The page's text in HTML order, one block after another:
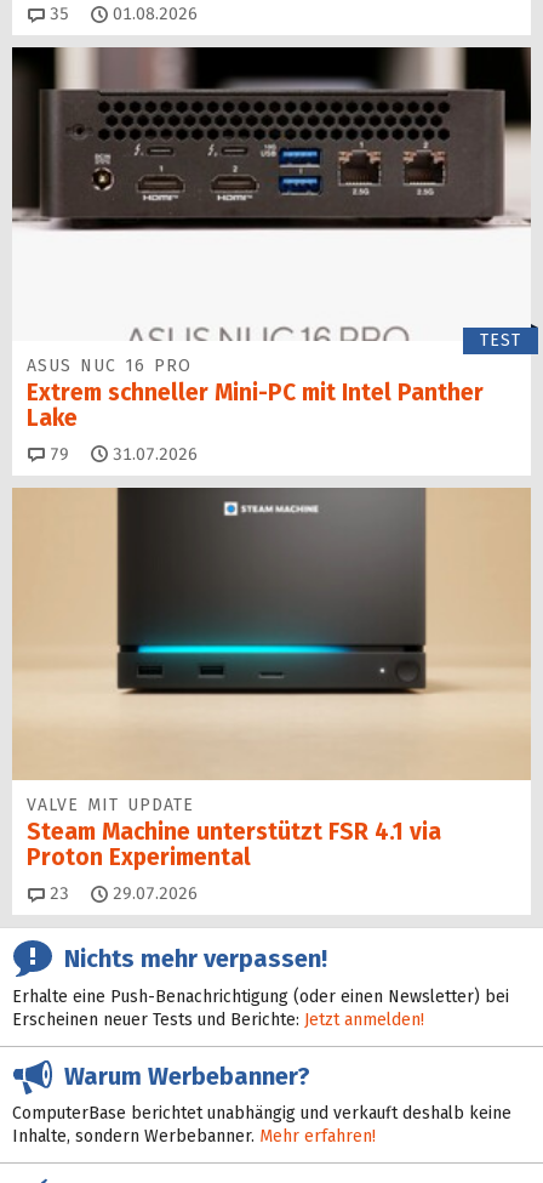
35 Kommentare
01.08.2026
TEST
ASUS NUC 16 PRO
Extrem schneller Mini-PC mit Intel Panther
Lake
79 Kommentare
31.07.2026
VALVE MIT UPDATE
Steam Machine unterstützt FSR 4.1 via
Proton Experimental
23 Kommentare
29.07.2026
Nichts mehr verpassen!
Erhalte eine Push-Benachrichtigung (oder einen Newsletter) bei
Erscheinen neuer Tests und Berichte: Jetzt anmelden!
Warum Werbebanner?
ComputerBase berichtet unabhängig und verkauft deshalb keine
Inhalte, sondern Werbebanner. Mehr erfahren!